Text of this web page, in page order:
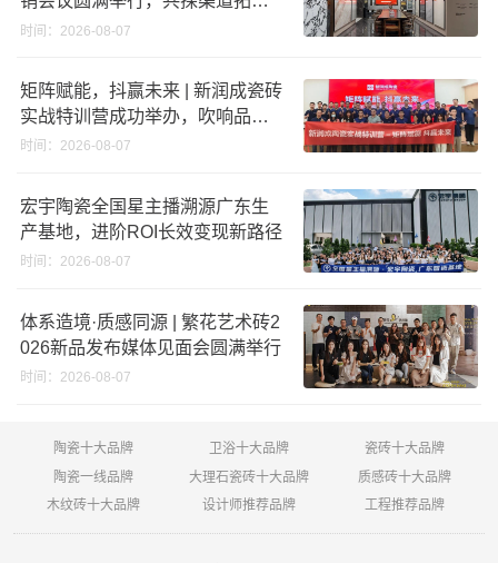
与门店升级新路径
时间：2026-08-07
矩阵赋能，抖赢未来 | 新润成瓷砖
实战特训营成功举办，吹响品牌
秋季营销冲锋号！
时间：2026-08-07
宏宇陶瓷全国星主播溯源广东生
产基地，进阶ROI长效变现新路径
时间：2026-08-07
体系造境·质感同源 | 繁花艺术砖2
026新品发布媒体见面会圆满举行
时间：2026-08-07
陶瓷十大品牌 卫浴十大品牌
瓷砖十大品牌
陶瓷一线品牌
大理石瓷砖十大品牌
质感砖十大品牌
木纹砖十大品牌
设计师推荐品牌 工程推荐品牌